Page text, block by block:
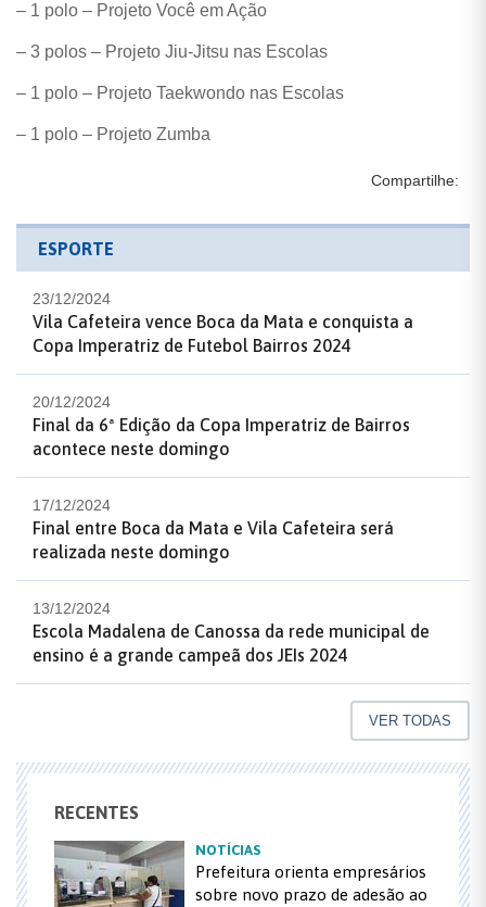
– 1 polo – Projeto Você em Ação
– 3 polos – Projeto Jiu-Jitsu nas Escolas
– 1 polo – Projeto Taekwondo nas Escolas
– 1 polo – Projeto Zumba
Compartilhe:
ESPORTE
23/12/2024
Vila Cafeteira vence Boca da Mata e conquista a
Copa Imperatriz de Futebol Bairros 2024
20/12/2024
Final da 6ª Edição da Copa Imperatriz de Bairros
acontece neste domingo
17/12/2024
Final entre Boca da Mata e Vila Cafeteira será
realizada neste domingo
13/12/2024
Escola Madalena de Canossa da rede municipal de
ensino é a grande campeã dos JEIs 2024
VER TODAS
RECENTES
NOTÍCIAS
Prefeitura orienta empresários
sobre novo prazo de adesão ao